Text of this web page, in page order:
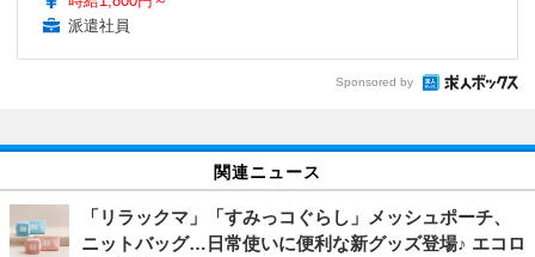
派遣社員
Sponsored by
関連ニュース
「リラックマ」「すみっコぐらし」メッシュポーチ、
ニットバッグ…日常使いに便利な新グッズ登場♪ エコロ